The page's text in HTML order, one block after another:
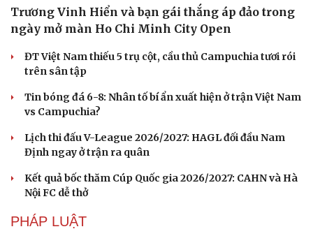
Thông tin doanh nghiệp
Doanh nghiệp 24h
Doanh nhân
Vì cộng đồng
Trải nghiệm
Trương Vinh Hiển và bạn gái thắng áp đảo trong
ngày mở màn Ho Chi Minh City Open
ĐT Việt Nam thiếu 5 trụ cột, cầu thủ Campuchia tươi rói
trên sân tập
Tin bóng đá 6-8: Nhân tố bí ẩn xuất hiện ở trận Việt Nam
vs Campuchia?
Lịch thi đấu V-League 2026/2027: HAGL đối đầu Nam
Định ngay ở trận ra quân
Kết quả bốc thăm Cúp Quốc gia 2026/2027: CAHN và Hà
Nội FC dễ thở
PHÁP LUẬT